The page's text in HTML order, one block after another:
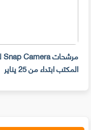
المكتب ابتداء من 25 يناير